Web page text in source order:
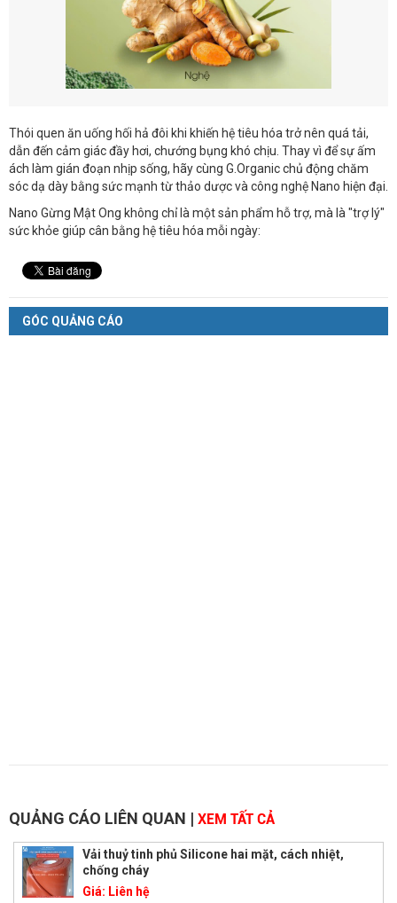
Thói quen ăn uống hối hả đôi khi khiến hệ tiêu hóa trở nên quá tải,
dẫn đến cảm giác đầy hơi, chướng bụng khó chịu. Thay vì để sự ấm
ách làm gián đoạn nhịp sống, hãy cùng G.Organic chủ động chăm
sóc dạ dày bằng sức mạnh từ thảo dược và công nghệ Nano hiện đại.
Nano Gừng Mật Ong không chỉ là một sản phẩm hỗ trợ, mà là "trợ lý"
sức khỏe giúp cân bằng hệ tiêu hóa mỗi ngày:
GÓC QUẢNG CÁO
QUẢNG CÁO LIÊN QUAN | XEM TẤT CẢ
Vải thuỷ tinh phủ Silicone hai mặt, cách nhiệt,
chống cháy
Giá: Liên hệ